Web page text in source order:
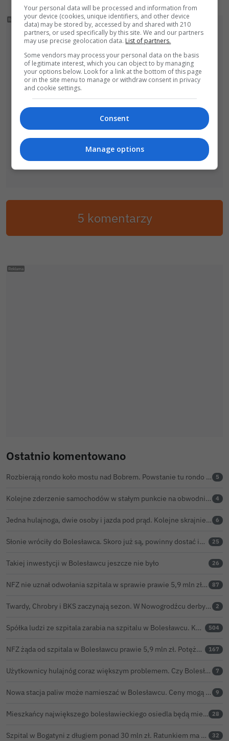
Ostatnio komentowano
Rozbierają rondo koło mostu nad Bobrem. Powstanie tu rondo turbinowe 5
Kolejne zderzenie samochodów w stałym punkcie na obwodnicy Bolesławca 4
Jedna hulajnoga, dwie osoby i jazda pod prąd. Kolejne skrajnie nieodpowiedzialne zachowanie na ulicach Bolesławca 6
Słonie wróciły do Bolesławca. Skoro już są, powinny dostać imiona? 25
Takiej inwestycji w Bolesławcu jeszcze nie było 26
NFZ nie uznał odwołania szpitala w sprawie prawie 5,9 mln zł. Barczyk: rozważamy sąd 87
Twardy, Chrobry i BKS zaczynają sezon. W Nowogrodźcu derby i pomoc dla Jakuba w powrocie do zdrowia 2
Spółka ludzi ze szpitala zarabia na szpitalu w Bolesławcu. Kwoty pozostają tajne 504
NFZ żąda od szpitala w Bolesławcu prawie 5,9 mln zł. Potężny cios po kontroli rozliczeń 167
Użytkownicy hulajnóg coraz większym problemem. Czy Bolesławiec powinien pójść śladem Gniezna? 7
Nowa stacja paliw może namieszać w Bolesławcu. Ceny mogą być niższe nawet o 30 groszy na litrze 9
Mieszkańcy największego bolesławieckiego osiedla będą mieli nowy market 28
Szpital w Bogatyni z długiem ponad 30 mln zł. Ratunkiem ma być połączenie z Bolesławcem 32
5 komentarzy
Your personal data will be processed and information from
your device (cookies, unique identifiers, and other device
data) may be stored by, accessed by and shared with 210
partners, or used specifically by this site. We and our partners
may use precise geolocation data. List of partners.
Some vendors may process your personal data on the basis
of legitimate interest, which you can object to by managing
your options below. Look for a link at the bottom of this page
or in the site menu to manage or withdraw consent in privacy
and cookie settings.
Consent
Manage options